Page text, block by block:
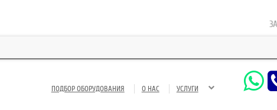
ЗАО
ПОДБОР ОБОРУДОВАНИЯ О НАС УСЛУГИ